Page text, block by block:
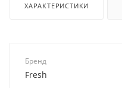
ХАРАКТЕРИСТИКИ
Бренд
Fresh